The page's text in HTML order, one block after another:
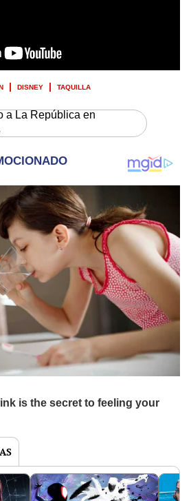
DISNEY TAQUILLA
a La República en